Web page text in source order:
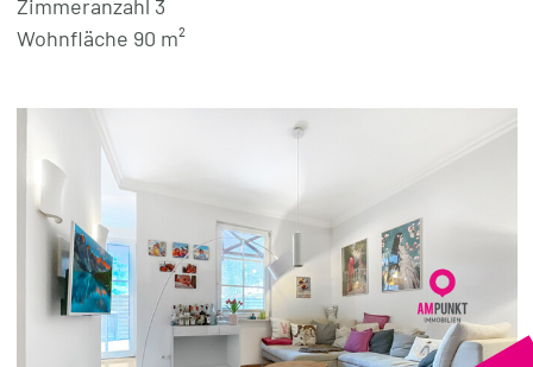
Zimmeranzahl 3
Wohnfläche 90 m²